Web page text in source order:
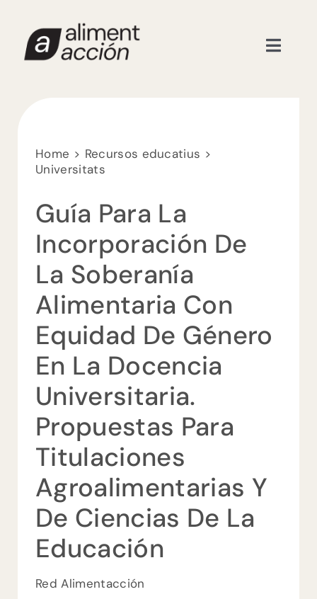
content
Toggle
Nosaltres
Actualitat
Contacte
Home
Recursos educatius
Universitats
Guía Para La
Incorporación De
La Soberanía
Alimentaria Con
Equidad De Género
En La Docencia
Universitaria.
Propuestas Para
Titulaciones
Agroalimentarias Y
De Ciencias De La
Educación
Red Alimentacción